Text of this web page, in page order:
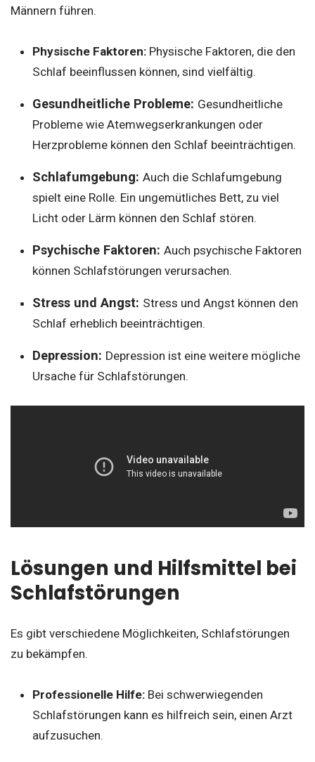
Männern führen.
Physische Faktoren: Physische Faktoren, die den
Schlaf beeinflussen können, sind vielfältig.
Gesundheitliche Probleme: Gesundheitliche
Probleme wie Atemwegserkrankungen oder
Herzprobleme können den Schlaf beeinträchtigen.
Schlafumgebung: Auch die Schlafumgebung
spielt eine Rolle. Ein ungemütliches Bett, zu viel
Licht oder Lärm können den Schlaf stören.
Psychische Faktoren: Auch psychische Faktoren
können Schlafstörungen verursachen.
Stress und Angst: Stress und Angst können den
Schlaf erheblich beeinträchtigen.
Depression: Depression ist eine weitere mögliche
Ursache für Schlafstörungen.
Lösungen und Hilfsmittel bei
Schlafstörungen
Es gibt verschiedene Möglichkeiten, Schlafstörungen
zu bekämpfen.
Professionelle Hilfe: Bei schwerwiegenden
Schlafstörungen kann es hilfreich sein, einen Arzt
aufzusuchen.